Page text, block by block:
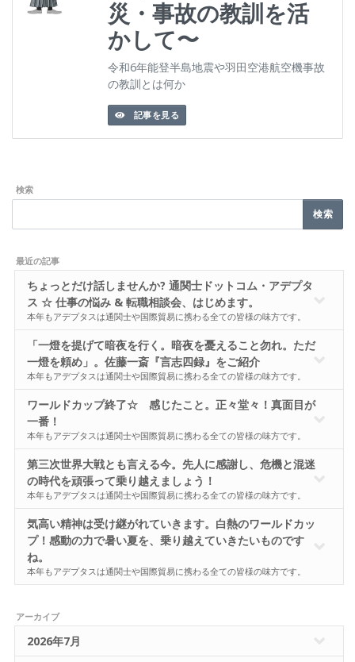
災・事故の教訓を活
かして〜
令和6年能登半島地震や羽田空港航空機事故
の教訓とは何か
記事を見る
検索
最近の記事
ちょっとだけ話しませんか? 通関士ドットコム・アデプタ
ス ☆ 仕事の悩み & 転職相談会、はじめます。
本年もアデプタスは通関士や国際貿易に携わる全ての皆様の味方です。
「一燈を提げて暗夜を行く。暗夜を憂えること勿れ。ただ
一燈を頼め」。佐藤一斎『言志四録』をご紹介
本年もアデプタスは通関士や国際貿易に携わる全ての皆様の味方です。
ワールドカップ終了☆ 感じたこと。正々堂々！真面目が
一番！
本年もアデプタスは通関士や国際貿易に携わる全ての皆様の味方です。
第三次世界大戦とも言える今。先人に感謝し、危機と混迷
の時代を頑張って乗り越えましょう！
本年もアデプタスは通関士や国際貿易に携わる全ての皆様の味方です。
気高い精神は受け継がれていきます。白熱のワールドカッ
プ！感動の力で暑い夏を、乗り越えていきたいものです
ね。
本年もアデプタスは通関士や国際貿易に携わる全ての皆様の味方です。
アーカイブ
2026年7月
ログイン